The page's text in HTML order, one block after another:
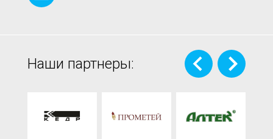
Наши партнеры: